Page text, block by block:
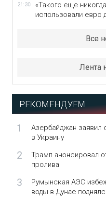
21:30
«Такого еще
использовали евро
Все
Лента
РЕКОМЕНДУЕМ
1
Азербайджан заявил
в Украину
2
Трамп анонсировал
пролива
3
Румынская АЭС
воды в Дунае